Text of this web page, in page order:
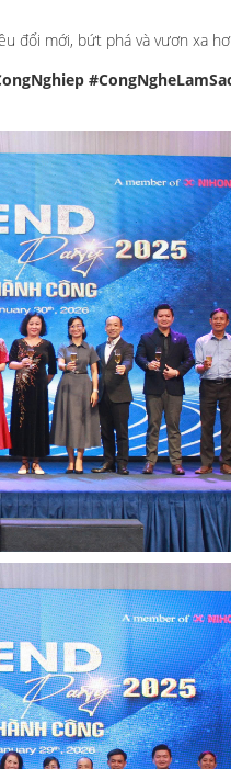
đổi mới, bứt phá và vươn xa